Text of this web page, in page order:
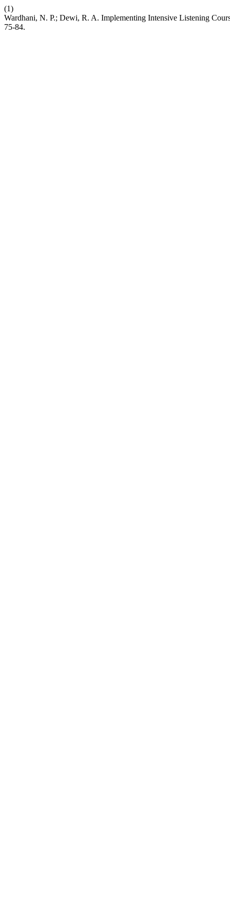
(1)
Wardhani, N. P.; Dewi, R. A. Implementing Intensive Listening
75-84.